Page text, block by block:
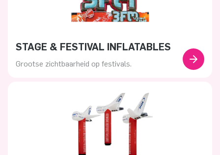
STAGE & FESTIVAL INFLATABLES
Grootse zichtbaarheid op festivals.